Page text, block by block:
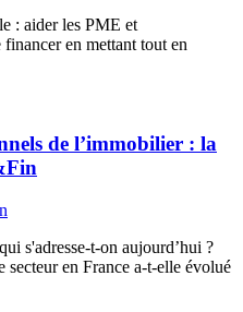
: aider les PME et
en mettant tout en
de l’immobilier : la
s'adresse-t-on aujourd’hui ?
secteur en France a-t-elle évolué